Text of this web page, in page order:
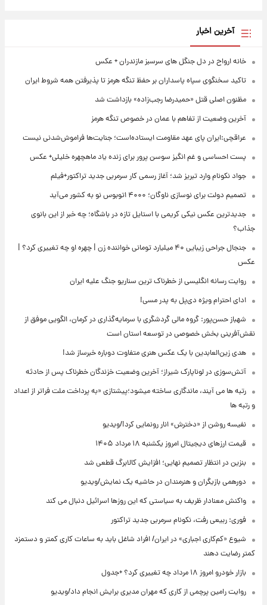
آخرین اخبار
خانه ارواح در دل جنگل های سرسبز مازندران + عکس
تاکید سخنگوی سپاه پاسداران بر حفظ تنگه هرمز تا پذیرفتن همه شروط ایران
مظنون اصلی قتل «حمیدرضا رجب‌زاده» بازداشت شد
آخرین وضعیت از تفاهم با عمان در خصوص تنگه هرمز
عراقچی:ایران پای عهد مقاومت ایستاده‌است؛ جنایت‌ها فراموش‌شدنی نیست
پست احساسی و غم انگیز سوسن پرور برای زنده یاد ماهچهره خلیلی+ عکس
جواد نکونام وارد تبریز شد؛ آغاز رسمی کار سرمربی جدید تراکتور+فیلم
تصمیم دولت برای نوسازی ناوگان؛ ۴۰۰۰ اتوبوس نو به کشور می‌آید
جدیدترین عکس نیکی کریمی با استایل تازه در باشگاه؛ چه خبر از این بانوی
جذاب؟
جنجال جراحی زیبایی ۴۰ میلیارد تومانی خواننده زن | چهره او چه تغییری کرد؟ |
عکس
روایت رسانه انگلیسی از خطرناک ترین سناریو جنگ علیه ایران
ادای احترام ویژه دی‌پل به پدر مسی!
شهباز حسن‌پور: گروه مالی گردشگری با سرمایه‌گذاری در کرمان، الگویی موفق از
نقش‌آفرینی بخش خصوصی در توسعه استان است
هدی زین‌العابدین با یک عکس هنری متفاوت دوباره خبرساز شد!
آتش‌سوزی در لوناپارک شیراز؛ آخرین وضعیت خزندگان خطرناک پس از حادثه
رتبه ها می آیند، ماندگاری ساخته میشود؛پیشتازی «به پرداخت ملت فراتر از اعداد
و رتبه ها
نفیسه روشن از «دخترش» انار رونمایی کرد!/ویدیو
قیمت ارزهای دیجیتال امروز یکشنبه ۱۸ مرداد ۱۴۰۵
بنزین در انتظار تصمیم نهایی؛ افزایش کالابرگ قطعی شد
دورهمی بازیگران و هنرمندان در حاشیه یک نمایش/ویدیو
واکنش معنادار ظریف به سیاستی که این روزها اسرائیل دنبال می کند
فوری: ربیعی رفت، نکونام سرمربی جدید تراکتور
شیوع «کم‌کاری اجباری» در ایران/ افراد شاغل باید به ساعات کاری کمتر و دستمزد
کمتر رضایت دهند
بازار خودرو امروز ۱۸ مرداد چه تغییری کرد؟ +جدول
روایت رامین پرچمی از کاری که مهران مدیری برایش انجام داد/ویدیو